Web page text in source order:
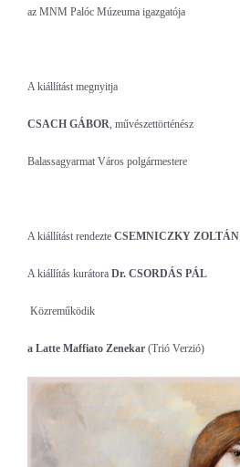
az MNM Palóc Múzeuma igazgatója
A kiállítást megnyitja
CSACH GÁBOR, művészettörténész
Balassagyarmat Város polgármestere
A kiállítást rendezte CSEMNICZKY ZOLTÁN
A kiállítás kurátora Dr. CSORDÁS PÁL
Közreműködik
a Latte Maffiato Zenekar(Trió Verzió)